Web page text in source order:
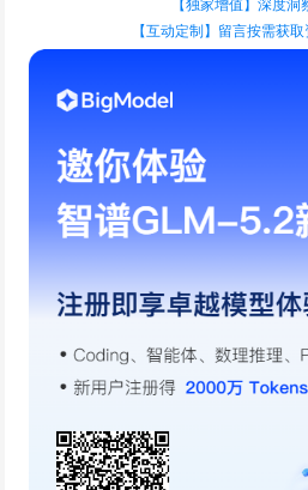
【独家增值】深度洞
【互动定制】留言按需获